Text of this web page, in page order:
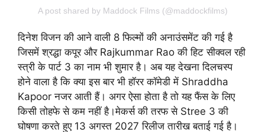
A post shared by Maddock Films (@maddockfilms)
दिनेश विजन की आने वाली 8 फिल्मों की अनाउंसमेंट की गई है
जिसमें श्रद्धा कपूर और Rajkummar Rao की हिट सीक्वल रही
स्त्री के पार्ट 3 का नाम भी शुमार है। अब यह देखना दिलचस्प
होने वाला है कि क्या इस बार भी हॉरर कॉमेडी में Shraddha
Kapoor नजर आती हैं। अगर ऐसा होता है तो यह फैंस के लिए
किसी तोहफे से कम नहीं है।मेकर्स की तरफ से Stree 3 की
घोषणा करते हुए 13 अगस्त 2027 रिलीज तारीख बताई गई है।